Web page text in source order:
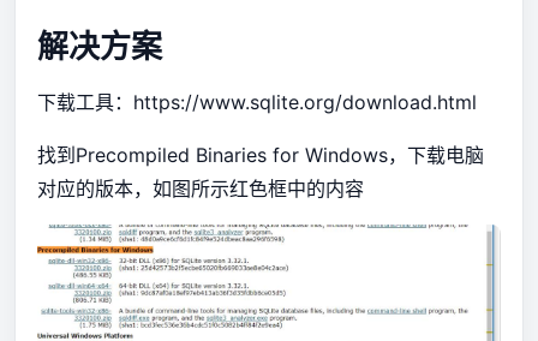
解决方案
下载工具： https://www.sqlite.org/download.html
找到Precompiled Binaries for Windows，下载电脑
对应的版本，如图所示红色框中的内容